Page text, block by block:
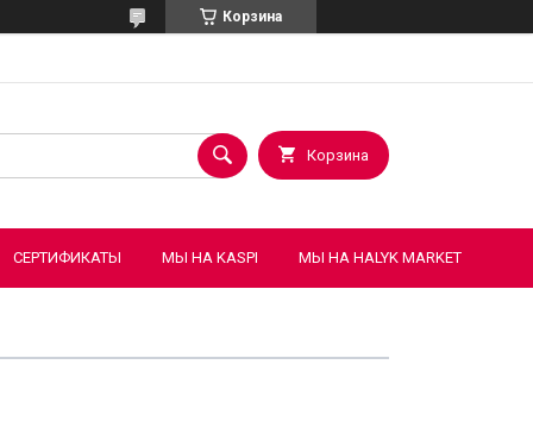
Корзина
Корзина
СЕРТИФИКАТЫ МЫ НА KASPI МЫ НА HALYK MARKET